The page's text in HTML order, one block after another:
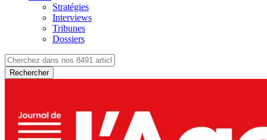
Stratégies
Interviews
Tribunes
Dossiers
Rechercher